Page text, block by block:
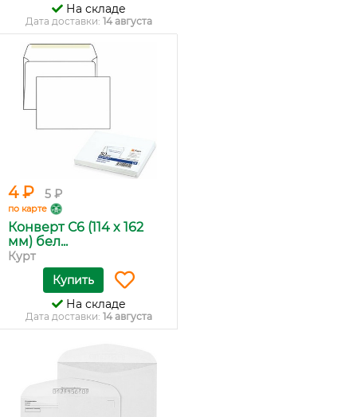
На складе
Дата доставки: 14 августа
4 ₽ 5 ₽
по карте
Конверт С6 (114 x 162
мм) бел...
Курт
Купить
На складе
Дата доставки: 14 августа